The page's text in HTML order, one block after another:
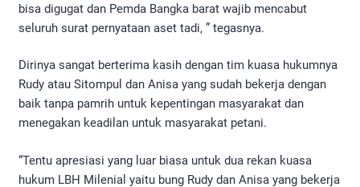
bisa digugat dan Pemda Bangka barat wajib mencabut
seluruh surat pernyataan aset tadi, ” tegasnya.
Dirinya sangat berterima kasih dengan tim kuasa hukumnya
Rudy atau Sitompul dan Anisa yang sudah bekerja dengan
baik tanpa pamrih untuk kepentingan masyarakat dan
menegakan keadilan untuk masyarakat petani.
“Tentu apresiasi yang luar biasa untuk dua rekan kuasa
hukum LBH Milenial yaitu bung Rudy dan Anisa yang bekerja